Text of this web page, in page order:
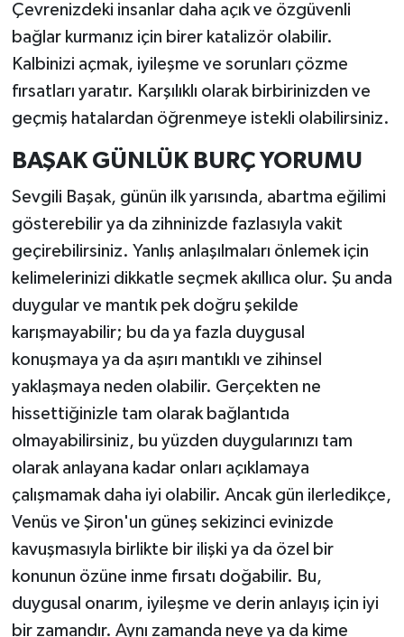
Çevrenizdeki insanlar daha açık ve özgüvenli
bağlar kurmanız için birer katalizör olabilir.
Kalbinizi açmak, iyileşme ve sorunları çözme
fırsatları yaratır. Karşılıklı olarak birbirinizden ve
geçmiş hatalardan öğrenmeye istekli olabilirsiniz.
BAŞAK GÜNLÜK BURÇ YORUMU
Sevgili Başak, günün ilk yarısında, abartma eğilimi
gösterebilir ya da zihninizde fazlasıyla vakit
geçirebilirsiniz. Yanlış anlaşılmaları önlemek için
kelimelerinizi dikkatle seçmek akıllıca olur. Şu anda
duygular ve mantık pek doğru şekilde
karışmayabilir; bu da ya fazla duygusal
konuşmaya ya da aşırı mantıklı ve zihinsel
yaklaşmaya neden olabilir. Gerçekten ne
hissettiğinizle tam olarak bağlantıda
olmayabilirsiniz, bu yüzden duygularınızı tam
olarak anlayana kadar onları açıklamaya
çalışmamak daha iyi olabilir. Ancak gün ilerledikçe,
Venüs ve Şiron'un güneş sekizinci evinizde
kavuşmasıyla birlikte bir ilişki ya da özel bir
konunun özüne inme fırsatı doğabilir. Bu,
duygusal onarım, iyileşme ve derin anlayış için iyi
bir zamandır. Aynı zamanda neye ya da kime